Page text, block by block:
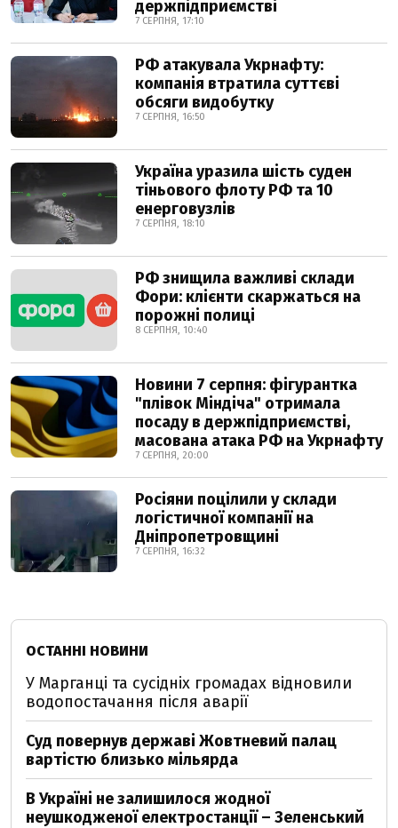
держпідприємстві
7 СЕРПНЯ, 17:10
РФ атакувала Укрнафту:
компанія втратила суттєві
обсяги видобутку
7 СЕРПНЯ, 16:50
Україна уразила шість суден
тіньового флоту РФ та 10
енерговузлів
7 СЕРПНЯ, 18:10
РФ знищила важливі склади
Фори: клієнти скаржаться на
порожні полиці
8 СЕРПНЯ, 10:40
Новини 7 серпня: фігурантка
"плівок Міндіча" отримала
посаду в держпідприємстві,
масована атака РФ на Укрнафту
7 СЕРПНЯ, 20:00
Росіяни поцілили у склади
логістичної компанії на
Дніпропетровщині
7 СЕРПНЯ, 16:32
ОСТАННІ НОВИНИ
У Марганці та сусідніх громадах відновили
водопостачання після аварії
Суд повернув державі Жовтневий палац
вартістю близько мільярда
В Україні не залишилося жодної
неушкодженої електростанції – Зеленський